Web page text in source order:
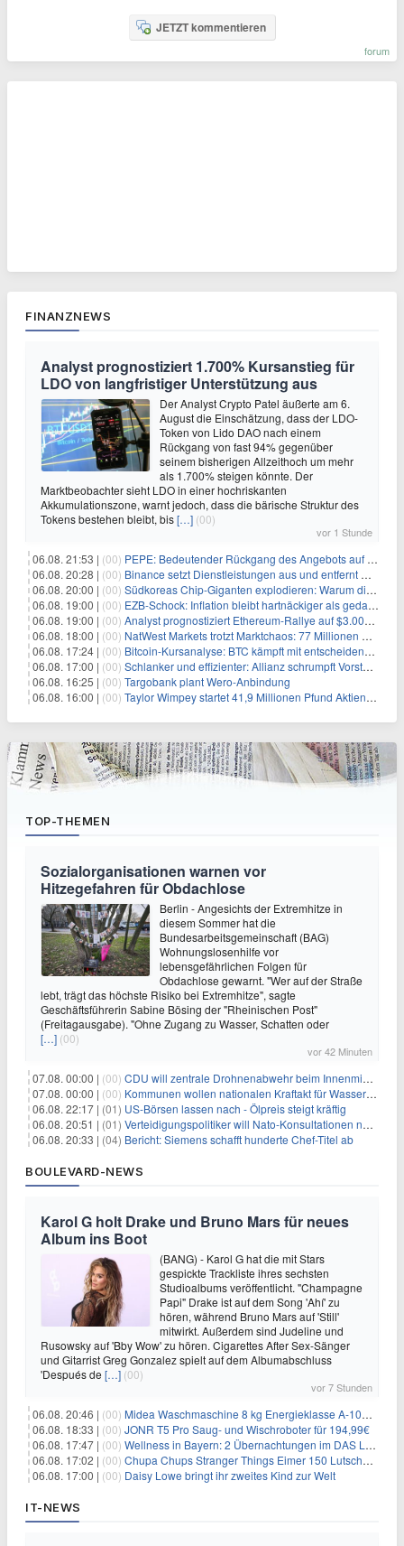
JETZT kommentieren
forum
FINANZNEWS
Analyst prognostiziert 1.700% Kursanstieg für
LDO von langfristiger Unterstützung aus
Der Analyst Crypto Patel äußerte am 6.
August die Einschätzung, dass der LDO-
Token von Lido DAO nach einem
Rückgang von fast 94% gegenüber
seinem bisherigen Allzeithoch um mehr
als 1.700% steigen könnte. Der
Marktbeobachter sieht LDO in einer hochriskanten
Akkumulationszone, warnt jedoch, dass die bärische Struktur des
Tokens bestehen bleibt, bis[…] (00)
vor 1 Stunde
06.08. 21:53 | (00) PEPE: Bedeutender Rückgang des Angebots auf Börsen – Was kommt als Nächstes?
06.08. 20:28 | (00) Binance setzt Dienstleistungen aus und entfernt mehrere Krypto-Paare: Wer ist betroffen?
06.08. 20:00 | (00) Südkoreas Chip-Giganten explodieren: Warum dieser Rekord-Tag die KI-Branche erschüttert
06.08. 19:00 | (00) EZB-Schock: Inflation bleibt hartnäckiger als gedacht – 2027 wird zum kritischen Test
06.08. 19:00 | (00) Analyst prognostiziert Ethereum-Rallye auf $3.000 nach entscheidendem On-Chain-Ausbruch
06.08. 18:00 | (00) NatWest Markets trotzt Marktchaos: 77 Millionen Pfund Gewinn im ersten Halbjahr
06.08. 17:24 | (00) Bitcoin-Kursanalyse: BTC kämpft mit entscheidender $65K-Hürde, während sich ein Liquidationscluster aufbaut
06.08. 17:00 | (00) Schlanker und effizienter: Allianz schrumpft Vorstand auf 8 Köpfe – das steckt dahinter
06.08. 16:25 | (00) Targobank plant Wero-Anbindung
06.08. 16:00 | (00) Taylor Wimpey startet 41,9 Millionen Pfund Aktienrückkauf – was Anleger wissen müssen
TOP-THEMEN
Sozialorganisationen warnen vor
Hitzegefahren für Obdachlose
Berlin - Angesichts der Extremhitze in
diesem Sommer hat die
Bundesarbeitsgemeinschaft (BAG)
Wohnungslosenhilfe vor
lebensgefährlichen Folgen für
Obdachlose gewarnt. "Wer auf der Straße
lebt, trägt das höchste Risiko bei Extremhitze", sagte
Geschäftsführerin Sabine Bösing der "Rheinischen Post"
(Freitagausgabe). "Ohne Zugang zu Wasser, Schatten oder
[…] (00)
vor 42 Minuten
07.08. 00:00 | (00) CDU will zentrale Drohnenabwehr beim Innenministerium
07.08. 00:00 | (00) Kommunen wollen nationalen Kraftakt für Wasserversorgung
06.08. 22:17 | (01) US-Börsen lassen nach - Ölpreis steigt kräftig
06.08. 20:51 | (01) Verteidigungspolitiker will Nato-Konsultationen nach Drohnenfund
06.08. 20:33 | (04) Bericht: Siemens schafft hunderte Chef-Titel ab
BOULEVARD-NEWS
Karol G holt Drake und Bruno Mars für neues
Album ins Boot
(BANG) - Karol G hat die mit Stars
gespickte Trackliste ihres sechsten
Studioalbums veröffentlicht. "Champagne
Papi" Drake ist auf dem Song 'Ahí' zu
hören, während Bruno Mars auf 'Still'
mitwirkt. Außerdem sind Judeline und
Rusowsky auf 'Bby Wow' zu hören. Cigarettes After Sex-Sänger
und Gitarrist Greg Gonzalez spielt auf dem Albumabschluss
'Después de […] (00)
vor 7 Stunden
06.08. 20:46 | (00) Midea Waschmaschine 8 kg Energieklasse A-10% 1400 U/Min für 289,97€
06.08. 18:33 | (00) JONR T5 Pro Saug- und Wischroboter für 194,99€
06.08. 17:47 | (00) Wellness in Bayern: 2 Übernachtungen im DAS LUDWIG Sports Resort inkl. HP + Wellness ab 174€ p.P.
06.08. 17:02 | (00) Chupa Chups Stranger Things Eimer 150 Lutscher für 21,95€
06.08. 17:00 | (00) Daisy Lowe bringt ihr zweites Kind zur Welt
IT-NEWS